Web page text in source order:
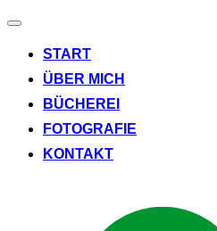
Navigation
START
ÜBER MICH
BÜCHEREI
FOTOGRAFIE
KONTAKT